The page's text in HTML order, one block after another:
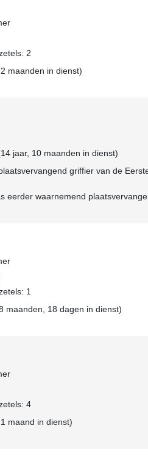
2
maanden in dienst)
jaar, 10 maanden in dienst)
griffier van de
eerder waarnemend
1
maanden, 18 dagen in dienst)
4
maand in dienst)